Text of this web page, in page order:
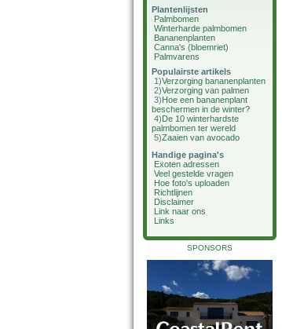
Plantenlijsten
Palmbomen
Winterharde palmbomen
Bananenplanten
Canna's (bloemriet)
Palmvarens
Populairste artikels
1)Verzorging bananenplanten
2)Verzorging van palmen
3)Hoe een bananenplant
beschermen in de winter?
4)De 10 winterhardste
palmbomen ter wereld
5)Zaaien van avocado
Handige pagina's
Exoten adressen
Veel gestelde vragen
Hoe foto's uploaden
Richtlijnen
Disclaimer
Link naar ons
Links
SPONSORS